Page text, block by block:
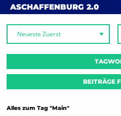
Skip to content
ASCHAFFENBURG 2.0
BEITRÄGE
Alles zum Tag "Main"